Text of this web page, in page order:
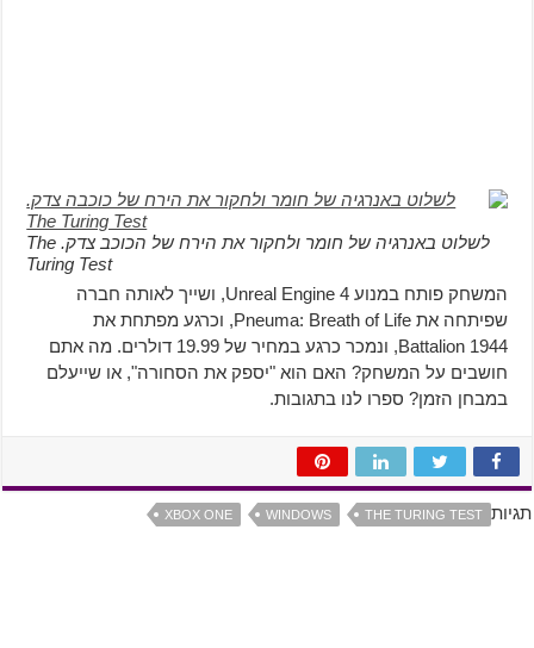
לשלוט באנרגיה של חומר ולחקור את הירח של הכוכב צדק. The
Turing Test
המשחק פותח במנוע Unreal Engine 4, ושייך לאותה חברה
שפיתחה את Pneuma: Breath of Life, וכרגע מפתחת את
Battalion 1944, ונמכר כרגע במחיר של 19.99 דולרים. מה אתם
חושבים על המשחק? האם הוא "יספק את הסחורה", או שייעלם
במבחן הזמן? ספרו לנו בתגובות.
תגיות THE TURING TEST
WINDOWS
XBOX ONE